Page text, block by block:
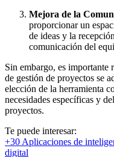
Mejora de la
proporcionar un
de ideas y la
comunicación del
Sin embargo, es importante
de gestión de proyectos se
elección de la herramienta
necesidades específicas y
proyectos.
Te puede interesar:
+30 Aplicaciones de
digital